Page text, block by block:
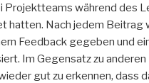
Projektteams während des
hatten. Nach jedem Beitrag
Feedback gegeben und
Im Gegensatz zu
gut zu erkennen, dass